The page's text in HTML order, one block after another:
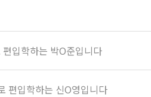
입학하는 박O준입니다
입학하는 신O영입니다